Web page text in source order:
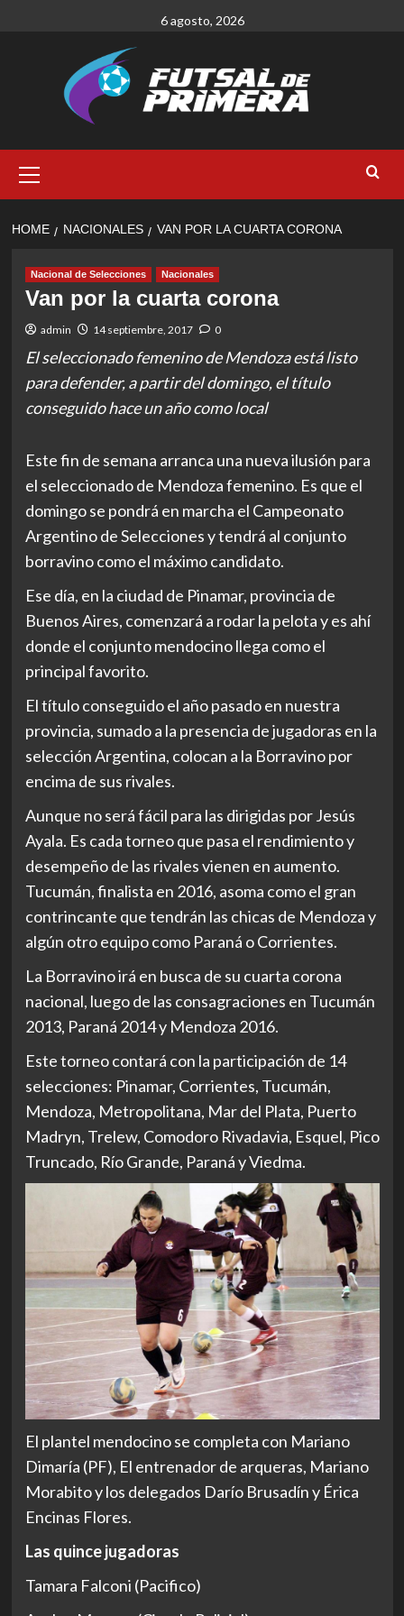
6 agosto, 2026
Menu
HOME NACIONALES VAN POR LA CUARTA CORONA
Nacional de Selecciones Nacionales
Van por la cuarta corona
admin 14 septiembre, 2017 0
El seleccionado femenino de Mendoza está listo
para defender, a partir del domingo, el título
conseguido hace un año como local
Este fin de semana arranca una nueva ilusión para
el seleccionado de Mendoza femenino. Es que el
domingo se pondrá en marcha el Campeonato
Argentino de Selecciones y tendrá al conjunto
borravino como el máximo candidato.
Ese día, en la ciudad de Pinamar, provincia de
Buenos Aires, comenzará a rodar la pelota y es ahí
donde el conjunto mendocino llega como el
principal favorito.
El título conseguido el año pasado en nuestra
provincia, sumado a la presencia de jugadoras en la
selección Argentina, colocan a la Borravino por
encima de sus rivales.
Aunque no será fácil para las dirigidas por Jesús
Ayala. Es cada torneo que pasa el rendimiento y
desempeño de las rivales vienen en aumento.
Tucumán, finalista en 2016, asoma como el gran
contrincante que tendrán las chicas de Mendoza y
algún otro equipo como Paraná o Corrientes.
La Borravino irá en busca de su cuarta corona
nacional, luego de las consagraciones en Tucumán
2013, Paraná 2014 y Mendoza 2016.
Este torneo contará con la participación de 14
selecciones: Pinamar, Corrientes, Tucumán,
Mendoza, Metropolitana, Mar del Plata, Puerto
Madryn, Trelew, Comodoro Rivadavia, Esquel, Pico
Truncado, Río Grande, Paraná y Viedma.
El plantel mendocino se completa con Mariano
Dimaría (PF), El entrenador de arqueras, Mariano
Morabito y los delegados Darío Brusadín y Érica
Encinas Flores.
Las quince jugadoras
Tamara Falconi (Pacifico)